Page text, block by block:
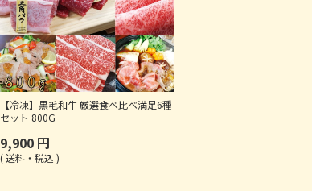
【冷凍】黒毛和牛 厳選食べ比べ満足6種
セット 800G
9,900
送料・税込